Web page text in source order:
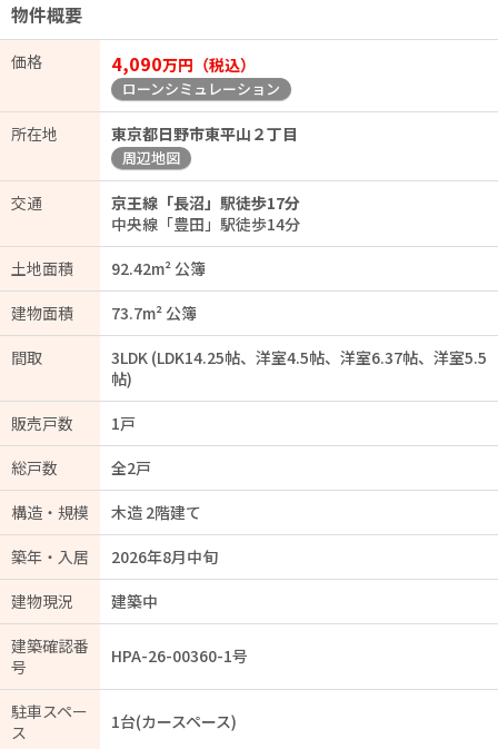
物件概要
価格 4,090万円（税込）
ローンシミュレーション
所在地 東京都日野市東平山２丁目
周辺地図
交通
京王線「長沼」駅徒歩17分
中央線「豊田」駅徒歩14分
土地面積
92.42m² 公簿
建物面積
73.7m² 公簿
間取
3LDK (LDK14.25帖、洋室4.5帖、洋室6.37帖、洋室5.5
帖)
販売戸数
1戸
総戸数
全2戸
構造・規模
木造 2階建て
築年・入居
2026年8月中旬
建物現況
建築中
建築確認番
号
HPA-26-00360-1号
駐車スペー
ス
1台(カースペース)